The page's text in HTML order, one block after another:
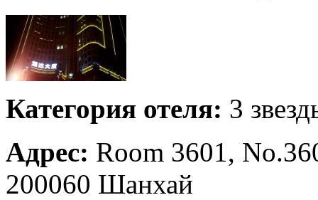
Категория отеля: 3
Адрес: Room 3601,
200060 Шанхай